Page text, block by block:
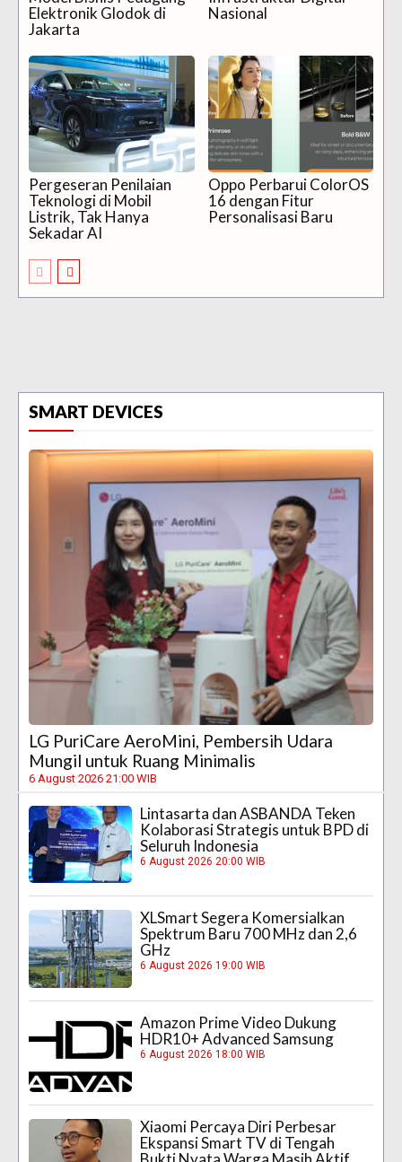
Elektronik Glodok di
Jakarta
Nasional
Pergeseran Penilaian
Teknologi di Mobil
Listrik, Tak Hanya
Sekadar AI
Oppo Perbarui ColorOS
16 dengan Fitur
Personalisasi Baru
SMART DEVICES
LG PuriCare AeroMini, Pembersih Udara
Mungil untuk Ruang Minimalis
6 August 2026 21:00 WIB
Lintasarta dan ASBANDA Teken
Kolaborasi Strategis untuk BPD di
Seluruh Indonesia
6 August 2026 20:00 WIB
XLSmart Segera Komersialkan
Spektrum Baru 700 MHz dan 2,6
GHz
6 August 2026 19:00 WIB
Amazon Prime Video Dukung
HDR10+ Advanced Samsung
6 August 2026 18:00 WIB
Xiaomi Percaya Diri Perbesar
Ekspansi Smart TV di Tengah